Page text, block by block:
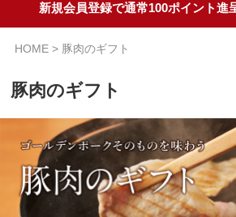
新規会員登録で通常100ポイント進
HOME 豚肉のギフト
豚肉のギフト